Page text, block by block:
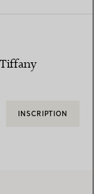
INSCRIPTION